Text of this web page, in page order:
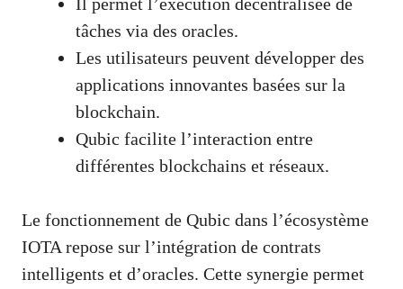
tâches via des oracles.
Les utilisateurs peuvent développer des
applications innovantes basées sur la
blockchain.
Qubic facilite l’interaction entre
différentes blockchains et réseaux.
Le fonctionnement de Qubic dans l’écosystème
IOTA repose sur l’intégration de contrats
intelligents et d’oracles. Cette synergie permet